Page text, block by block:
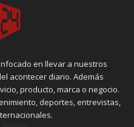
en llevar a nuestros
acontecer diario. Además
producto, marca o negocio.
deportes, entrevistas,